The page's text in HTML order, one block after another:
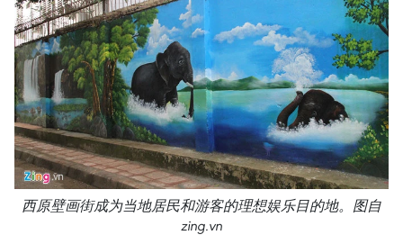
西原壁画街成为当地居民和游客的理想娱乐目的地。图自
zing.vn